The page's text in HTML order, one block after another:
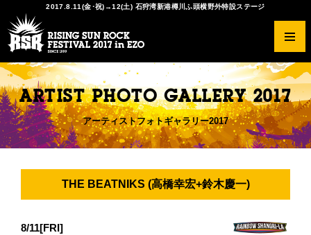
2017.8.11(金･祝)→12(土) 石狩湾新港樽川ふ頭横野外特設ステージ
ARTIST PHOTO GALLERY 2017
アーティストフォトギャラリー2017
THE BEATNIKS (高橋幸宏+鈴木慶一)
8/11[FRI]
RSRとは？
開催概要
ヒストリー
注意事項
ご来場の前に必ずお読みください
ラインナップ
タイムテーブル
RISING★STAR
RED STAR CAFE
チケットの種類
先行予約
一般発売
チケットのトレードに関して
出店情報
会場マップ
オフィシャルダイニング チュプ
キッズガーデン
アクセスガイド
オフィシャルツアー
協賛・特別協力
サンクスショップ
THE SOLAR BUDOKAN IN EZO
サービス
アースケア
オフィシャルグッズ
Tシャツデザインコンペ
写真ギャラリー2017
スマイルギャラリー2016
写真ギャラリー2016